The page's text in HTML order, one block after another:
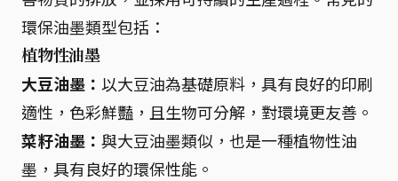
環保油墨類型包括：
植物性油墨
大豆油墨： 以大豆油為基礎原料，具有良好的印刷
適性，色彩鮮豔，且生物可分解，對環境更友善。
菜籽油墨： 與大豆油墨類似，也是一種植物性油
墨，具有良好的環保性能。